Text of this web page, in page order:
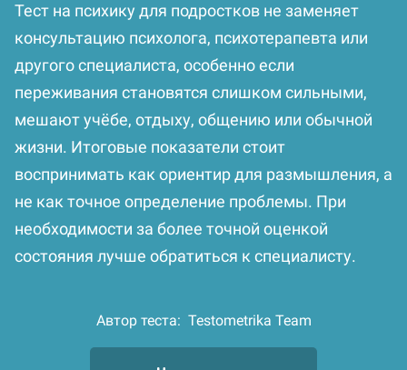
Тест на психику для подростков не заменяет
консультацию психолога, психотерапевта или
другого специалиста, особенно если
переживания становятся слишком сильными,
мешают учёбе, отдыху, общению или обычной
жизни. Итоговые показатели стоит
воспринимать как ориентир для размышления, а
не как точное определение проблемы. При
необходимости за более точной оценкой
состояния лучше обратиться к специалисту.
Автор теста: Testometrika Team